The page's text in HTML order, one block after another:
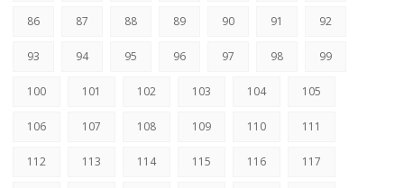
86 87 88 89 90 91 92
93 94 95 96 97 98 99
100 101 102 103 104 105
106 107 108 109 110 111
112 113 114 115 116 117